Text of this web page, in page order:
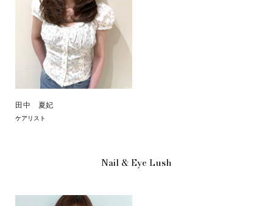
田中 夏妃
ケアリスト
Nail & Eye Lush